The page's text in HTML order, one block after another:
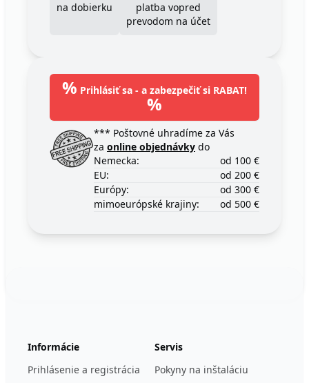
na dobierku
platba vopred
prevodom na účet
% Prihlásiť sa - a zabezpečiť si RABAT!
%
*** Poštovné uhradíme za Vás
za online objednávky do
Nemecka:
od 100 €
EU:
od 200 €
Európy:
od 300 €
mimoeurópské krajiny:
od 500 €
Informácie
Prihlásenie a registrácia
Servis
Pokyny na inštaláciu